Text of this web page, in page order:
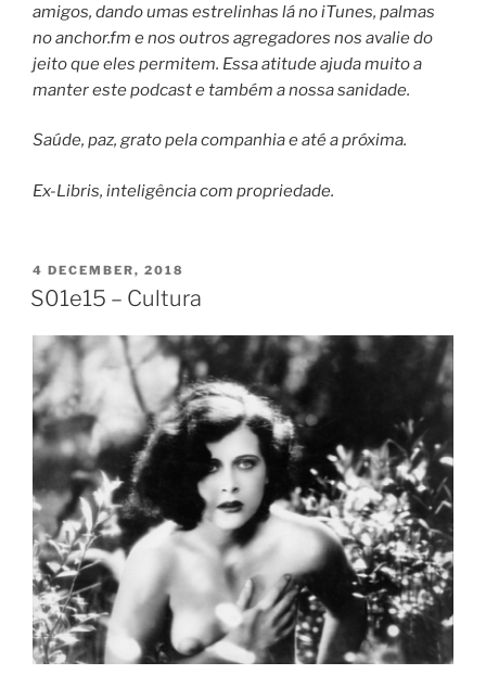
amigos, dando umas estrelinhas lá no iTunes, palmas
no anchor.fm e nos outros agregadores nos avalie do
jeito que eles permitem. Essa atitude ajuda muito a
manter este podcast e também a nossa sanidade.
Saúde, paz, grato pela companhia e até a próxima.
Ex-Libris, inteligência com propriedade.
POSTED
ON
4 DECEMBER, 2018
S01e15 – Cultura